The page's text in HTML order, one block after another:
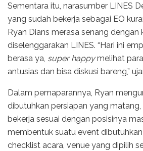
Sementara itu, narasumber LINES
yang sudah bekerja sebagai EO
Ryan Dians merasa senang dengan
diselenggarakan LINES. “Hari ini
berasa ya, super happymelihat
antusias dan bisa diskusi bareng,”
Dalam pemaparannya, Ryan
dibutuhkan persiapan yang
bekerja sesuai dengan posisinya
membentuk suatu event dibutuhkan
checklist acara, venue yang dipilih